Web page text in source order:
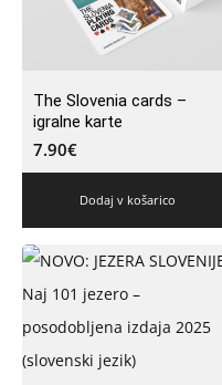
The Slovenia cards –
igralne karte
7.90€
Dodaj v košarico